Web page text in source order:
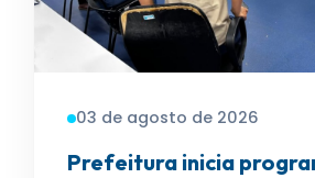
03 de agosto de 2026
Prefeitura inicia